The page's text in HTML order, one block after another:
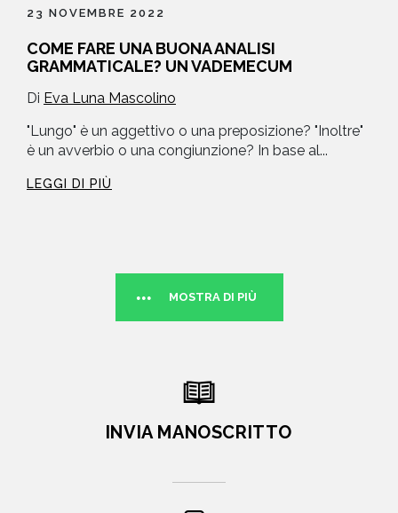
23 NOVEMBRE 2022
COME FARE UNA BUONA ANALISI
GRAMMATICALE? UN VADEMECUM
Di Eva Luna Mascolino
"Lungo" è un aggettivo o una preposizione? "Inoltre"
è un avverbio o una congiunzione? In base al...
LEGGI DI PIÙ
MOSTRA DI PIÙ
INVIA MANOSCRITTO